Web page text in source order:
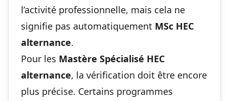
l’activité professionnelle, mais cela ne
signifie pas automatiquement MSc HEC
alternance.
Pour les Mastère Spécialisé HEC
alternance, la vérification doit être encore
plus précise. Certains programmes